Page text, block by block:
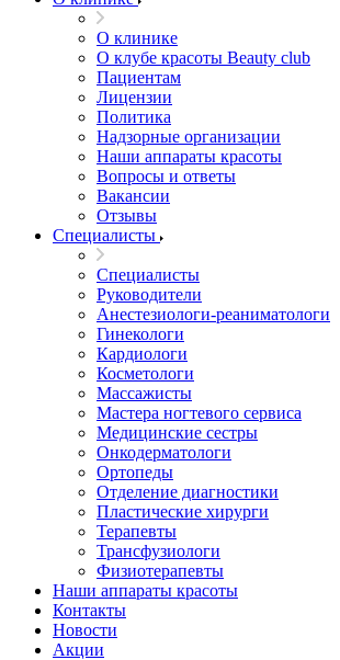
О клинике
О клубе красоты Beauty club
Пациентам
Лицензии
Политика
Надзорные организации
Наши аппараты красоты
Вопросы и ответы
Вакансии
Отзывы
Специалисты
Специалисты
Руководители
Анестезиологи-реаниматологи
Гинекологи
Кардиологи
Косметологи
Массажисты
Мастера ногтевого сервиса
Медицинские сестры
Онкодерматологи
Ортопеды
Отделение диагностики
Пластические хирурги
Терапевты
Трансфузиологи
Физиотерапевты
Наши аппараты красоты
Контакты
Новости
Акции